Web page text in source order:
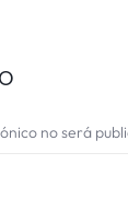
no será